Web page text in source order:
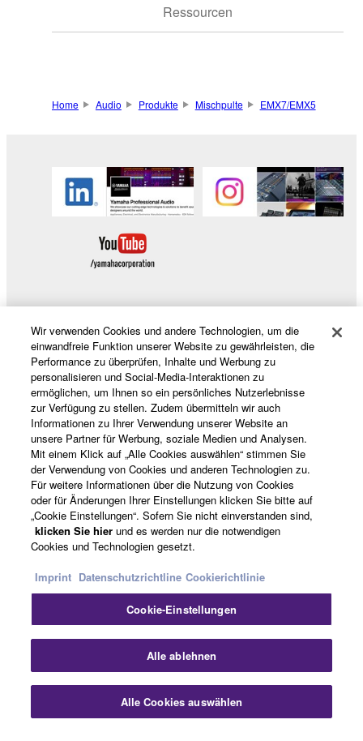
Ressourcen
Downloads
Home Audio Produkte Mischpulte EMX7/EMX5
Produkte und Lösungen
News
Über Yamaha
Deutschland - German
KontaktNutzungsbedingungen
Datenschutzerklärung
Cookierichtlinie
© Yamaha Corporation.
Wir verwenden Cookies und andere Technologien, um die
einwandfreie Funktion unserer Website zu gewährleisten, die
Performance zu überprüfen, Inhalte und Werbung zu
personalisieren und Social-Media-Interaktionen zu
ermöglichen, um Ihnen so ein persönliches Nutzerlebnisse
zur Verfügung zu stellen. Zudem übermitteln wir auch
Informationen zu Ihrer Verwendung unserer Website an
unsere Partner für Werbung, soziale Medien und Analysen.
Mit einem Klick auf „Alle Cookies auswählen“ stimmen Sie
der Verwendung von Cookies und anderen Technologien zu.
Für weitere Informationen über die Nutzung von Cookies
oder für Änderungen Ihrer Einstellungen klicken Sie bitte auf
„Cookie Einstellungen“. Sofern Sie nicht einverstanden sind,
klicken Sie hier und es werden nur die notwendigen
Cookies und Technologien gesetzt.
Imprint Datenschutzrichtline Cookierichtlinie
Cookie-Einstellungen
Alle ablehnen
Alle Cookies auswählen